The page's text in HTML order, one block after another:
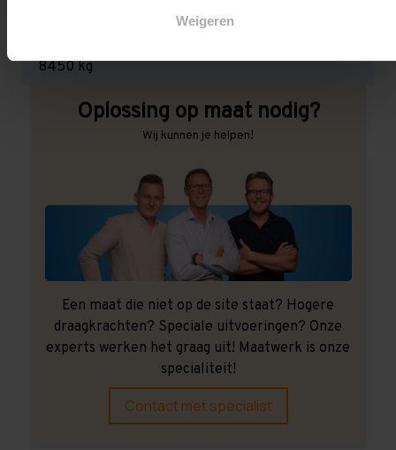
Weigeren
8450 kg
Oplossing op maat nodig?
Wij kunnen je helpen!
Een maat die niet op de site staat? Hogere
draagkrachten? Speciale uitvoeringen? Onze
experts werken het graag uit! Maatwerk is onze
specialiteit!
Contact met specialist